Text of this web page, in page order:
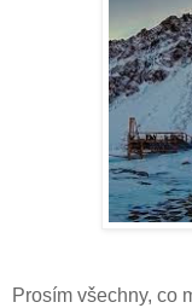
Prosím všechny, co